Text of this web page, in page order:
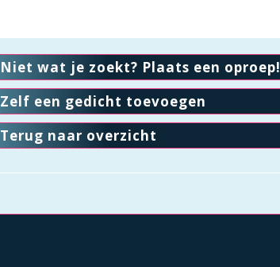
Niet wat je zoekt? Plaats een oproep!
Zelf een gedicht toevoegen
Terug naar overzicht